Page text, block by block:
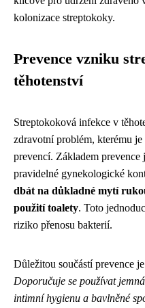
kolonizace streptokoky.
Prevence vzniku
těhotenství
Streptokoková infekce v
zdravotní problém, kterému je
prevencí. Základem prevence
pravidelné gynekologické
dbát na důkladné mytí
použití toalety. Toto
riziko přenosu bakterií.
Důležitou součástí prevence
Doporučuje se používat
intimní hygienu a bavlněné